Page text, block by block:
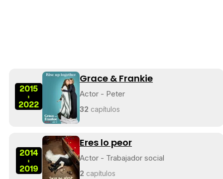
2015
-
2022
Grace & Frankie
Actor - Peter
32 capítulos
2014
-
2019
Eres lo peor
Actor - Trabajador social
2 capítulos